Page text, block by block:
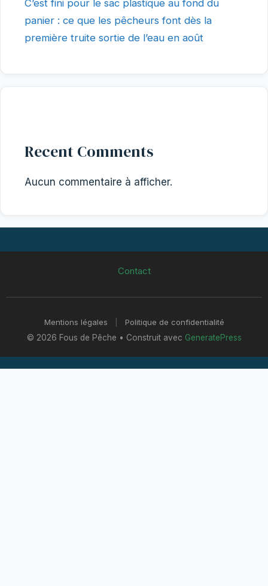
C’est fini pour le sac plastique au fond du
panier : ce que les pêcheurs font dès la
première truite sortie de l’eau en août
Recent Comments
Aucun commentaire à afficher.
Contact
Mentions légales
Politique de confidentialité
© 2026 Fous de Pêche • Construit avec GeneratePress